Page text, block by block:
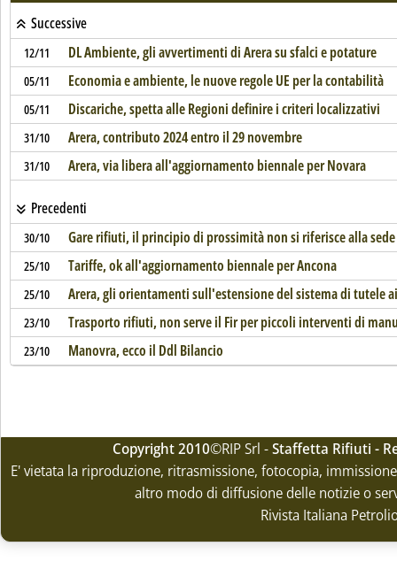
Successive
12/11 DL Ambiente, gli avvertimenti di Arera su sfalci e potature
05/11 Economia e ambiente, le nuove regole UE per la contabilità
05/11 Discariche, spetta alle Regioni definire i criteri localizzativi
31/10 Arera, contributo 2024 entro il 29 novembre
31/10 Arera, via libera all'aggiornamento biennale per Novara
Precedenti
30/10 Gare rifiuti, il principio di prossimità non si riferisce alla
25/10 Tariffe, ok all'aggiornamento biennale per Ancona
25/10 Arera, gli orientamenti sull'estensione del sistema di tutele
23/10 Trasporto rifiuti, non serve il Fir per piccoli interventi di
23/10 Manovra, ecco il Ddl Bilancio
Copyright 2010©RIP Srl -Staffetta Rifiuti -
E' vietata la riproduzione, ritrasmissione, fotocopia,
altro modo di diffusione delle notizie o
Rivista Italiana